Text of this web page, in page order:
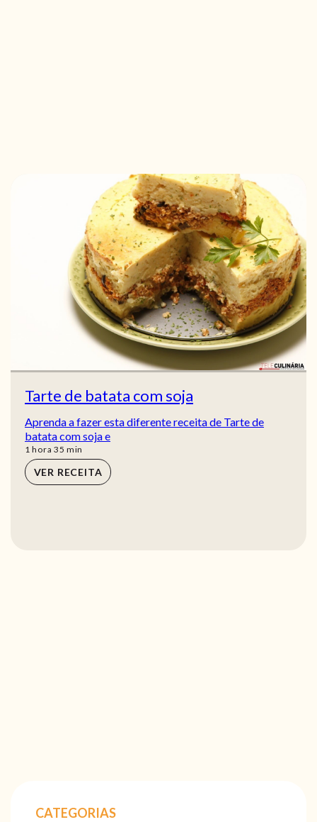
Tarte de batata com soja
Aprenda a fazer esta diferente receita de Tarte de
batata com soja e
1 hora
hora 35 min
min
VER RECEITA
CATEGORIAS